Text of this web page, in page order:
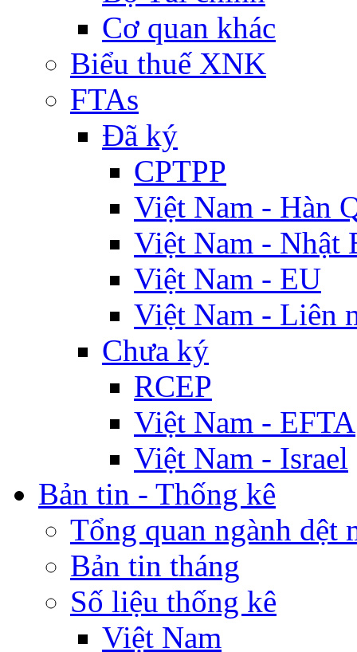
Cơ quan khác
Biểu thuế XNK
FTAs
Đã ký
CPTPP
Việt Nam - Hàn
Việt Nam - Nhật
Việt Nam - EU
Việt Nam - Liên
Chưa ký
RCEP
Việt Nam - EFTA
Việt Nam - Israel
Bản tin - Thống kê
Tổng quan ngành dệt
Bản tin tháng
Số liệu thống kê
Việt Nam